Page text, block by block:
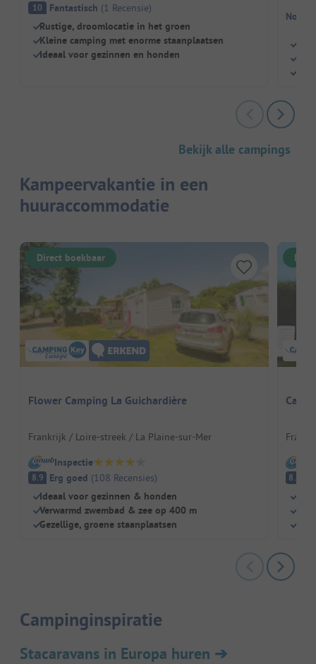
10 Fantastisch (1 Recensie)
Rustige, droomlocatie in het groen
Kleine camping met enorme staanplaatsen
Ideaal voor gezinnen en honden
Nog
Bekijk alle campings
Kampeervakantie in een
huuraccommodatie
Direct boekbaar
Flower Camping La Guichardière
Frankrijk / Loire-streek / La Plaine-sur-Mer
Inspectie
8.9 Erg goed (108 Recensies)
Ideaal voor gezinnen & honden
Verwarmd zwembad & zee op 400 m
Gezellige, groene staanplaatsen
8.8
Campinginspiratie
Stacaravans in Europa huren ➔